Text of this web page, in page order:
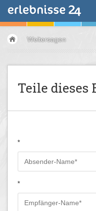
Weitersagen
Teile dieses
*
*